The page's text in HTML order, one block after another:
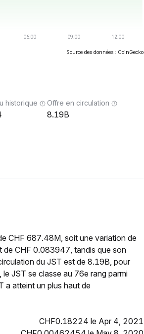
Source des données : CoinGecko
historique Offre en circulation
8.19B
CHF 687.48M, soit une variation de
de CHF 0.083947, tandis que son
du JST est de 8.19B, pour
JST se classe au 76e rang parmi
a atteint un plus haut de
CHF0.18224 le Apr 4, 2021